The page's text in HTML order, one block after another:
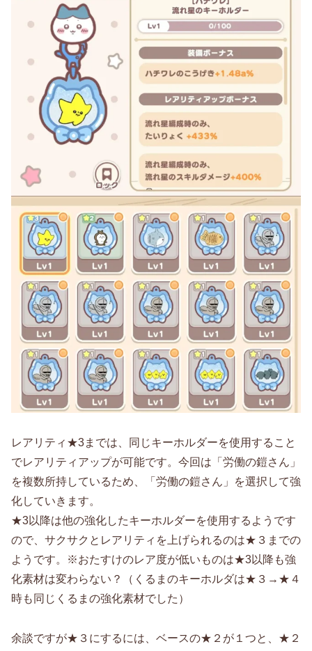
レアリティ★3までは、同じキーホルダーを使用すること
でレアリティアップが可能です。今回は「労働の鎧さん」
を複数所持しているため、「労働の鎧さん」を選択して強
化していきます。
★3以降は他の強化したキーホルダーを使用するようです
ので、サクサクとレアリティを上げられるのは★３までの
ようです。※おたすけのレア度が低いものは★3以降も強
化素材は変わらない？（くるまのキーホルダは★３→★４
時も同じくるまの強化素材でした）
余談ですが★３にするには、ベースの★２が１つと、★２